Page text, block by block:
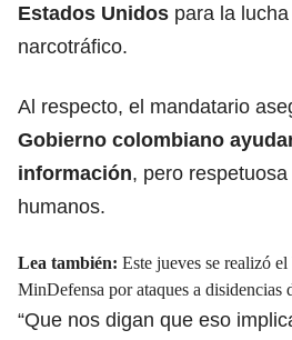
Estados Unidos para la
narcotráfico.
Al respecto, el mandatario
Gobierno colombiano
información, pero
humanos.
Lea también: Este jueves se realizó
MinDefensa por ataques a disidencias
“Que nos digan que eso